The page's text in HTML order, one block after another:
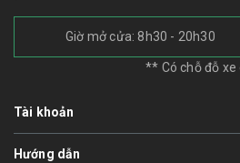
Giờ mở cửa: 8h30 - 20h30
** Có chỗ đỗ xe
Tài khoản
Hướng dẫn